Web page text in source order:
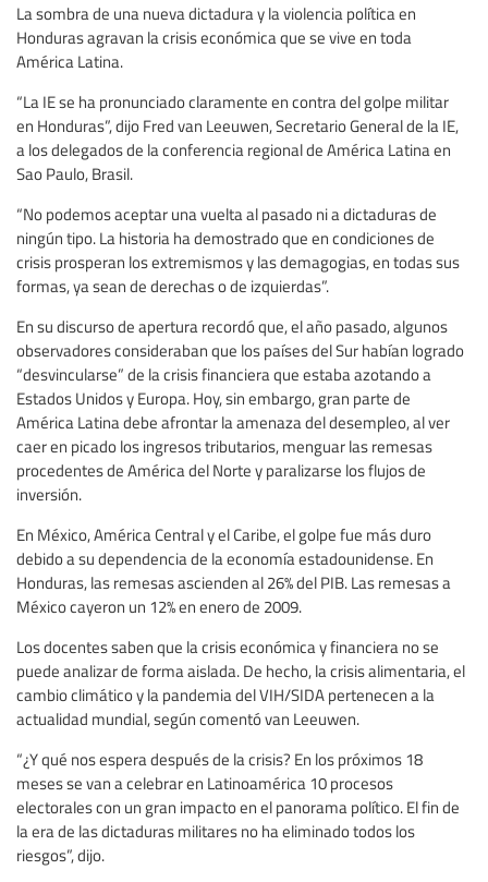
La sombra de una nueva dictadura y la violencia política en
Honduras agravan la crisis económica que se vive en toda
América Latina.
“La IE se ha pronunciado claramente en contra del golpe militar
en Honduras”, dijo Fred van Leeuwen, Secretario General de la IE,
a los delegados de la conferencia regional de América Latina en
Sao Paulo, Brasil.
“No podemos aceptar una vuelta al pasado ni a dictaduras de
ningún tipo. La historia ha demostrado que en condiciones de
crisis prosperan los extremismos y las demagogias, en todas sus
formas, ya sean de derechas o de izquierdas”.
En su discurso de apertura recordó que, el año pasado, algunos
observadores consideraban que los países del Sur habían logrado
“desvincularse” de la crisis financiera que estaba azotando a
Estados Unidos y Europa. Hoy, sin embargo, gran parte de
América Latina debe afrontar la amenaza del desempleo, al ver
caer en picado los ingresos tributarios, menguar las remesas
procedentes de América del Norte y paralizarse los flujos de
inversión.
En México, América Central y el Caribe, el golpe fue más duro
debido a su dependencia de la economía estadounidense. En
Honduras, las remesas ascienden al 26% del PIB. Las remesas a
México cayeron un 12% en enero de 2009.
Los docentes saben que la crisis económica y financiera no se
puede analizar de forma aislada. De hecho, la crisis alimentaria, el
cambio climático y la pandemia del VIH/SIDA pertenecen a la
actualidad mundial, según comentó van Leeuwen.
“¿Y qué nos espera después de la crisis? En los próximos 18
meses se van a celebrar en Latinoamérica 10 procesos
electorales con un gran impacto en el panorama político. El fin de
la era de las dictaduras militares no ha eliminado todos los
riesgos”, dijo.